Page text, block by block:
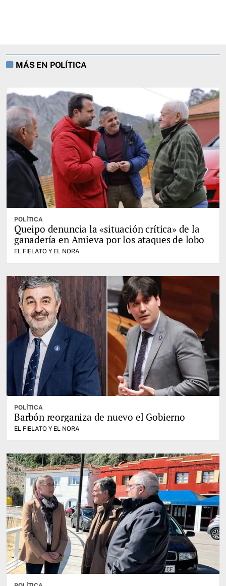
MÁS EN POLÍTICA
POLÍTICA
Queipo denuncia la «situación crítica» de la
ganadería en Amieva por los ataques de lobo
EL FIELATO Y EL NORA
POLÍTICA
Barbón reorganiza de nuevo el Gobierno
EL FIELATO Y EL NORA